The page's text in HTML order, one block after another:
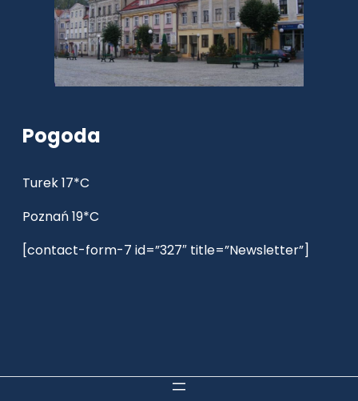
Pogoda
Turek 17*C
Poznań 19*C
[contact-form-7 id=”327″ title=”Newsletter”]